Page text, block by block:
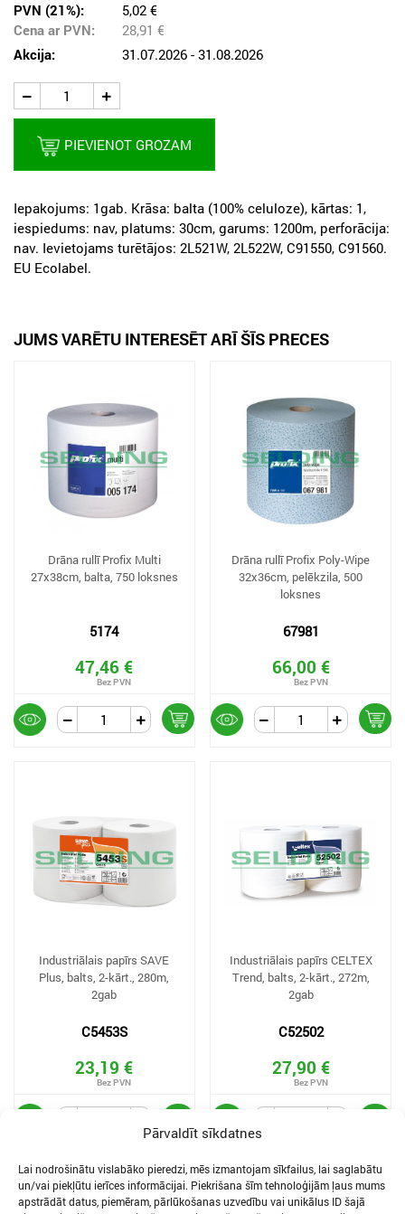
Pārvaldīt sīkdatnes
Lai nodrošinātu vislabāko pieredzi, mēs izmantojam sīkfailus, lai saglabātu
un/vai piekļūtu ierīces informācijai. Piekrišana šīm tehnoloģijām ļaus mums
apstrādāt datus, piemēram, pārlūkošanas uzvedību vai unikālus ID šajā
PVN (21%):
5,02 €
Cena ar PVN:
28,91 €
Akcija:
31.07.2026 - 31.08.2026
PIEVIENOT GROZAM
Iepakojums: 1gab. Krāsa: balta (100% celuloze), kārtas: 1,
iespiedums: nav, platums: 30cm, garums: 1200m, perforācija:
nav. Ievietojams turētājos: 2L521W, 2L522W, C91550, C91560.
ЕU Ecolabel.
JUMS VARĒTU INTERESĒT ARĪ ŠĪS PRECES
Drāna rullī Profix Multi
27x38cm, balta, 750 loksnes
5174
47,46 €
Drāna rullī Profix Poly-Wipe
32x36cm, pelēkzila, 500
loksnes
67981
66,00 €
Industriālais papīrs SAVE
Plus, balts, 2-kārt., 280m,
2gab
C5453S
23,19 €
Industriālais papīrs CELTEX
Trend, balts, 2-kārt., 272m,
2gab
C52502
27,90 €